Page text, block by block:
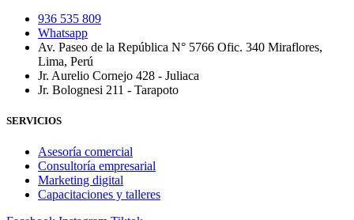
936 535 809
Whatsapp
Av. Paseo de la República N° 5766 Ofic. 340 Miraflores,
Lima, Perú
Jr. Aurelio Cornejo 428 - Juliaca
Jr. Bolognesi 211 - Tarapoto
SERVICIOS
Asesoría comercial
Consultoría empresarial
Marketing digital
Capacitaciones y talleres